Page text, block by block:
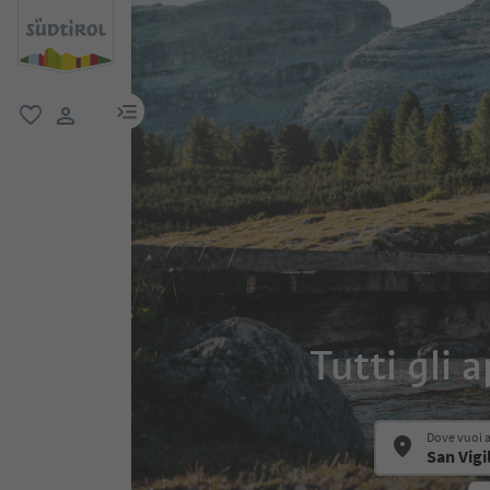
menu link
Tutti gli
Dove vuoi